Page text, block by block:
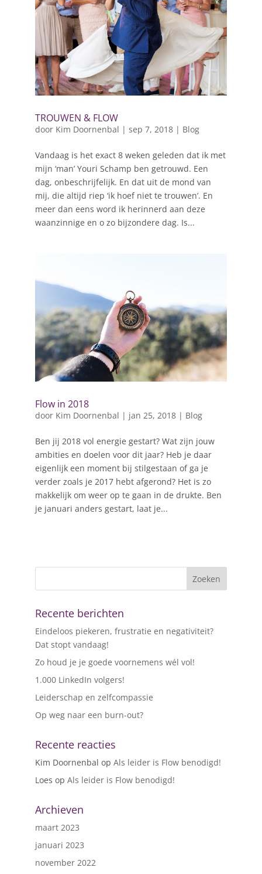
TROUWEN & FLOW
door Kim Doornenbal | sep 7, 2018| Blog
Vandaag is het exact 8 weken geleden dat ik met
mijn ‘man’ Youri Schamp ben getrouwd. Een
dag, onbeschrijfelijk. En dat uit de mond van
mij, die altijd riep ‘ik hoef niet te trouwen’. En
meer dan eens word ik herinnerd aan deze
waanzinnige en o zo bijzondere dag. Is...
Flow in 2018
door Kim Doornenbal | jan 25, 2018| Blog
Ben jij 2018 vol energie gestart? Wat zijn jouw
ambities en doelen voor dit jaar? Heb je daar
eigenlijk een moment bij stilgestaan of ga je
verder zoals je 2017 hebt afgerond? Het is zo
makkelijk om weer op te gaan in de drukte. Ben
je januari anders gestart, laat je...
Recente berichten
Eindeloos piekeren, frustratie en negativiteit?
Dat stopt vandaag!
Zo houd je je goede voornemens wél vol!
1.000 LinkedIn volgers!
Leiderschap en zelfcompassie
Op weg naar een burn-out?
Recente reacties
Kim Doornenbal op Als leider is Flow benodigd!
Loes op Als leider is Flow benodigd!
Archieven
maart 2023
januari 2023
november 2022